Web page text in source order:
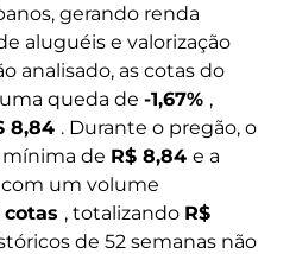
gerando renda
aluguéis e valorização
analisado, as cotas do
queda de -1,67% ,
8,84 . Durante o pregão, o
de R$ 8,84 e a
com um volume
cotas , totalizando R$
de 52 semanas não